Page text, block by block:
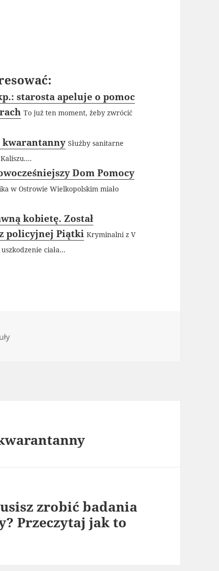
starosta apeluje o pomoc
To już ten moment, żeby zwrócić
kwarantanny Służby sanitarne
Dom Pomocy
w Ostrowie Wielkopolskim miało
kobietę. Został
policyjnej Piątki Kryminalni z V
ciała...
zrobić badania
Przeczytaj jak to